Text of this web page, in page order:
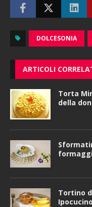
DOLCESONIA
ARTICOLI
Torta
della
Tortino
Ipocucino